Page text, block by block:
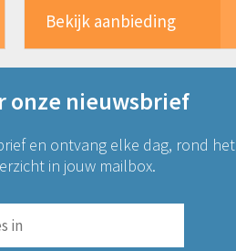
Bekijk aanbieding
onze nieuwsbrief
en ontvang elke dag, rond het
in jouw mailbox.